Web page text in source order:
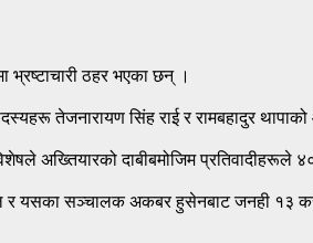
भ्रष्टाचारी ठहर भएका छन् ।
तेजनारायण सिंह राई र रामबहादुर
अख्तियारको दाबीबमोजिम
यसका सञ्चालक अकबर हुसेनबाट जनही १३